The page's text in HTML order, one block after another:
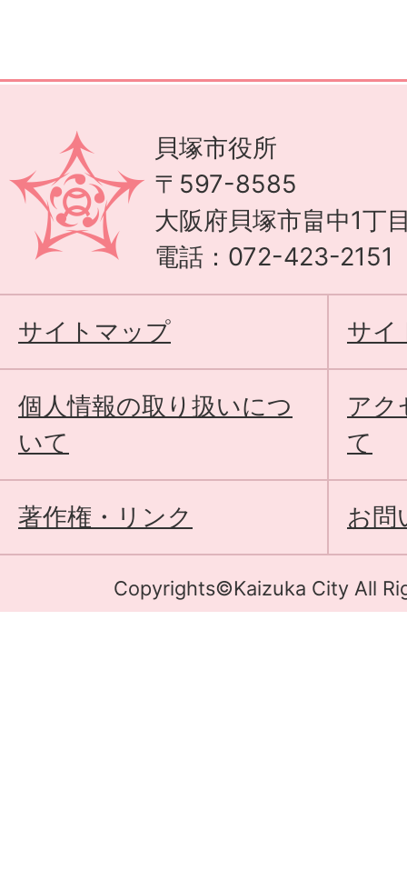
貝塚市役所
〒597-8585
大阪府貝塚市畠中1丁
電話：072-423-2151
サイトマップ サイ
個人情報の取り扱いにつ
いて
アク
て
著作権・リンク お問
Copyrights©Kaizuka City All